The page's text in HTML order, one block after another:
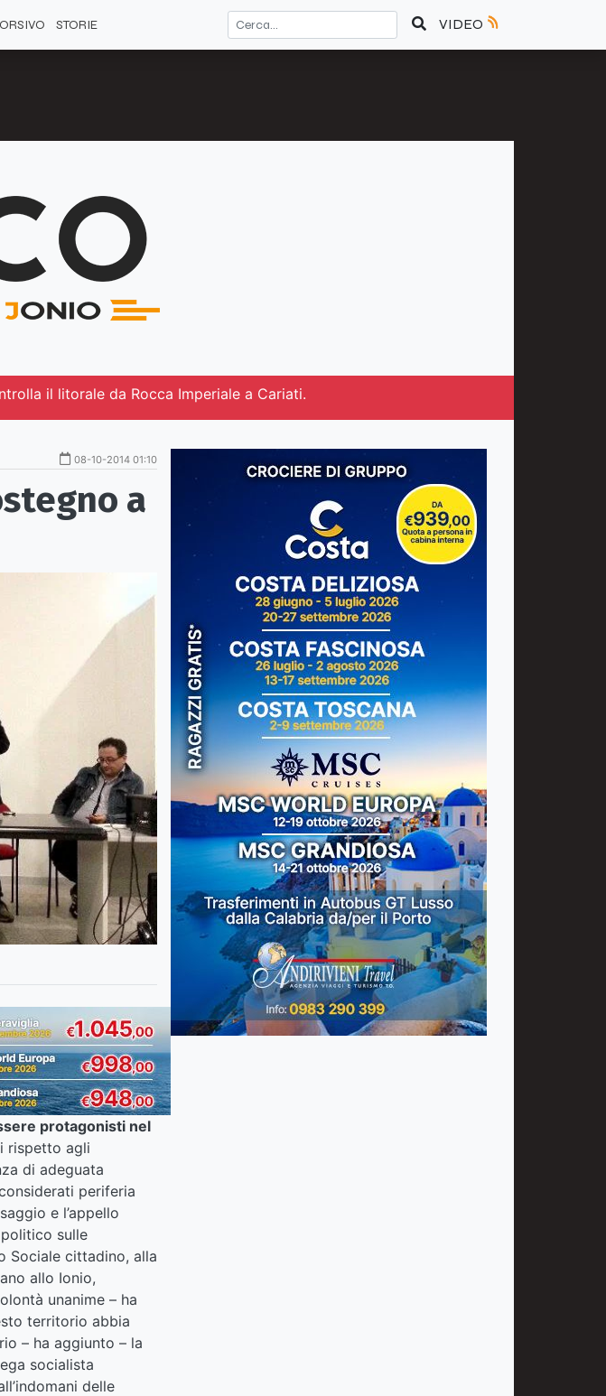
STORIE VIDEO
il litorale da Rocca Imperiale a Cariati.
08-10-2014 01:10
a
protagonisti nel
rispetto agli
di adeguata
periferia
e l’appello
sulle
Sociale cittadino, alla
allo Ionio,
unanime – ha
territorio abbia
– ha aggiunto – la
socialista
delle